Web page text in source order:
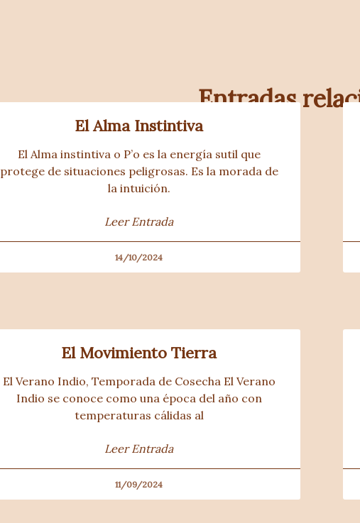
Entradas
El Alma Instintiva
El Alma instintiva o P’o es la energía sutil que
protege de situaciones peligrosas. Es la morada de
la intuición.
Leer Entrada
14/10/2024
El Movimiento Tierra
El Verano Indio, Temporada de Cosecha El Verano
Indio se conoce como una época del año con
temperaturas cálidas al
Leer Entrada
11/09/2024